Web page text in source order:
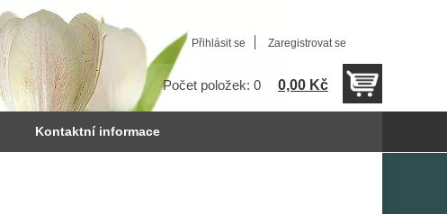
Přihlásit se Zaregistrovat se
Počet položek: 0 0,00 Kč
Kontaktní informace